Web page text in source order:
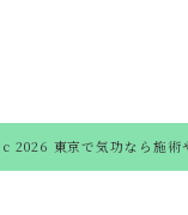
c 2026 東京で気功なら施